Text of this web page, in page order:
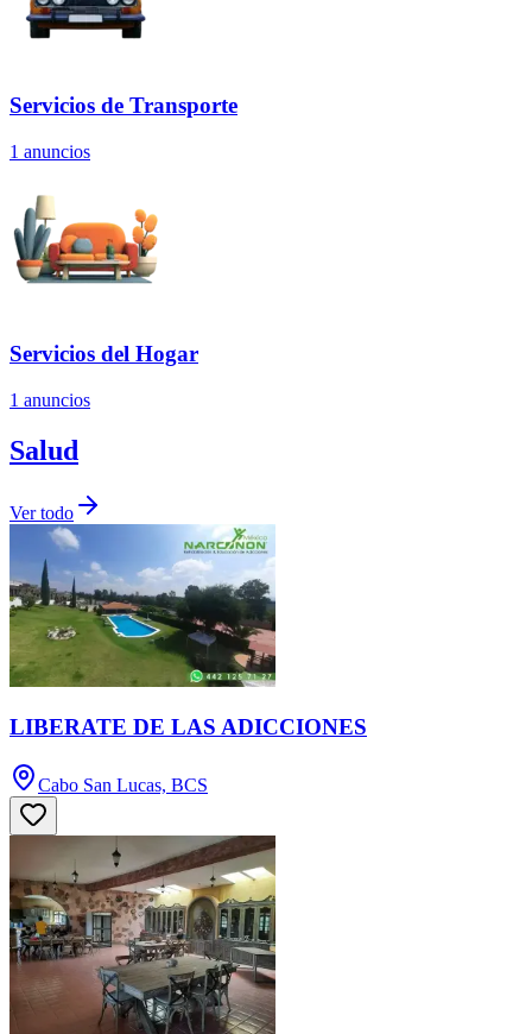
Servicios de Transporte
1 anuncios
Servicios del Hogar
1 anuncios
Salud
Ver todo
LIBERATE DE LAS ADICCIONES
Cabo San Lucas, BCS